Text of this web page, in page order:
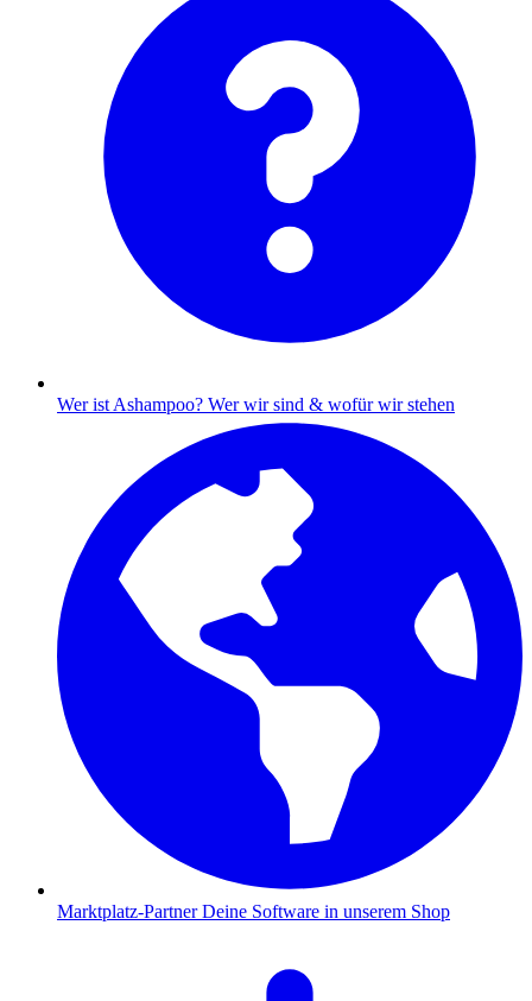
Wer ist Ashampoo? Wer wir sind & wofür wir stehen
Marktplatz-Partner Deine Software in unserem Shop